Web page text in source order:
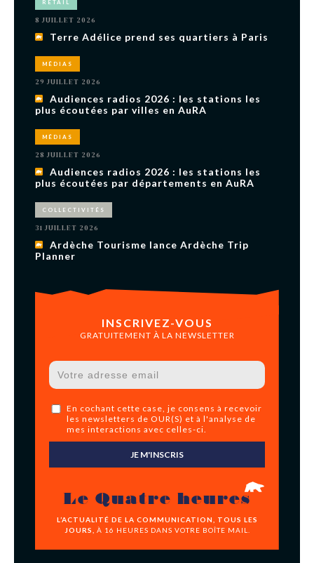
RETAIL
8 JUILLET 2026
Terre Adélice prend ses quartiers à Paris
MÉDIAS
29 JUILLET 2026
Audiences radios 2026 : les stations les
plus écoutées par villes en AuRA
MÉDIAS
28 JUILLET 2026
Audiences radios 2026 : les stations les
plus écoutées par départements en AuRA
COLLECTIVITÉS
31 JUILLET 2026
Ardèche Tourisme lance Ardèche Trip
Planner
INSCRIVEZ-VOUS
GRATUITEMENT À LA NEWSLETTER
En cochant cette case, je consens à recevoir
les newsletters de OUR(S) et à l'analyse de
mes interactions avec celles-ci.
JE M'INSCRIS
Le Quatre heures
L’ACTUALITÉ DE LA COMMUNICATION, TOUS LES
JOURS,
À 16 HEURES DANS VOTRE BOÎTE MAIL.